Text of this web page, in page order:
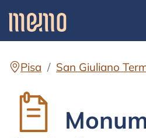
Pisa San Giuliano